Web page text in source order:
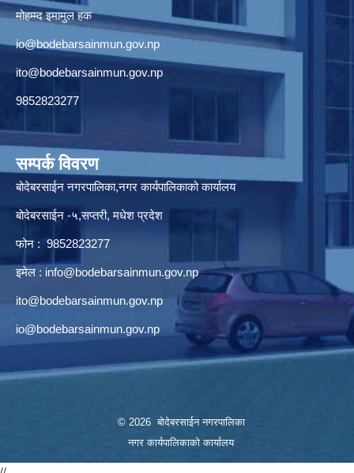
मोहम्म्द इमामुल हक
io@bodebarsainmun.gov.np
ito@bodebarsainmun.gov.np
9852823277
सम्पर्क विवरण
बोदेबरसाईन नगरपालिका,नगर कार्यपालिकाको कार्यालय
बोदेबरसाईन -५,सप्तरी, मधेश प्रदेश
फोन : 9852823277
इमेल : info@bodebarsainmun.gov.np
ito@bodebarsainmun.gov.np
io@bodebarsainmun.gov.np
© 2026 बोदेबरसाईन नगरपालिका
नगर कार्यपालिकाको कार्यालय